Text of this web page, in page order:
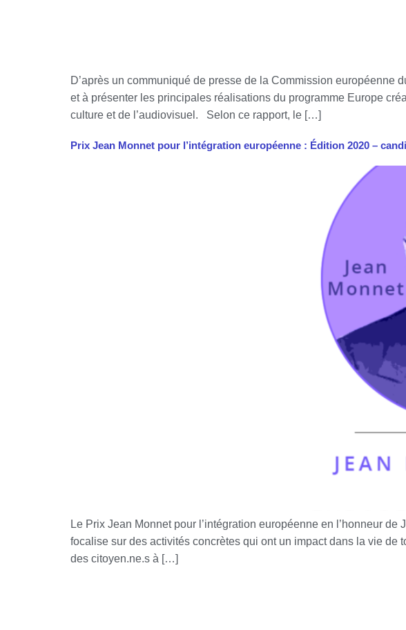
D’après un communiqué de presse de la Commission
et à présenter les principales réalisations du programme Europe
culture et de l’audiovisuel. Selon ce rapport, le […]
Prix Jean Monnet pour l’intégration européenne : Édition 2020 –
Le Prix Jean Monnet pour l’intégration européenne en l’honneur
focalise sur des activités concrètes qui ont un impact dans la vie de
des citoyen.ne.s à […]